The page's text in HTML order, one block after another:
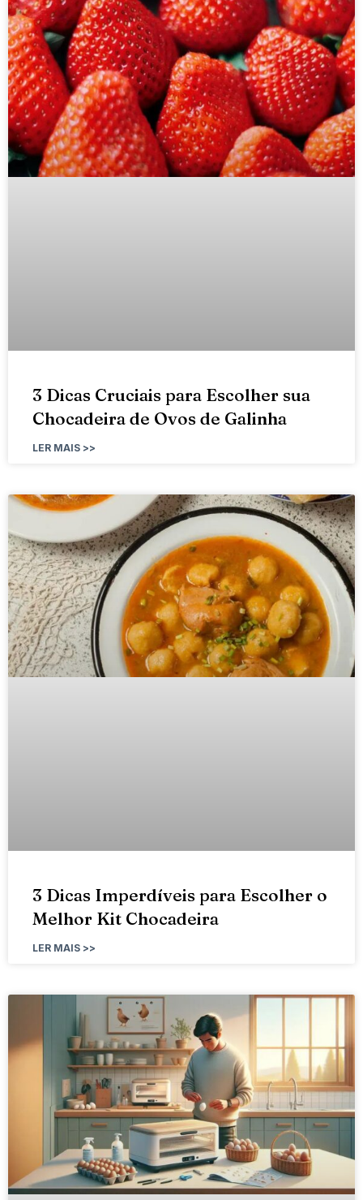
3 Dicas Cruciais para Escolher sua
Chocadeira de Ovos de Galinha
LER MAIS >>
3 Dicas Imperdíveis para Escolher o
Melhor Kit Chocadeira
LER MAIS >>